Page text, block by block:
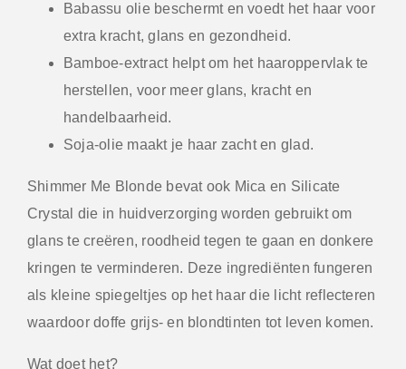
Babassu olie beschermt en voedt het haar voor
extra kracht, glans en gezondheid.
Bamboe-extract helpt om het haaroppervlak te
herstellen, voor meer glans, kracht en
handelbaarheid.
Soja-olie maakt je haar zacht en glad.
Shimmer Me Blonde bevat ook Mica en Silicate
Crystal die in huidverzorging worden gebruikt om
glans te creëren, roodheid tegen te gaan en donkere
kringen te verminderen. Deze ingrediënten fungeren
als kleine spiegeltjes op het haar die licht reflecteren
waardoor doffe grijs- en blondtinten tot leven komen.
Wat doet het?